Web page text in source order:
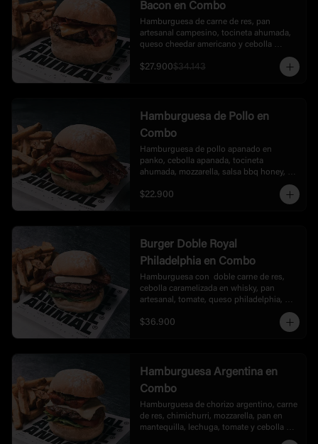
Bacon en Combo
Hamburguesa de carne de res, pan
artesanal campesino, tocineta ahumada,
queso cheedar americano y cebolla
$27.900$34.143
Hamburguesa de Pollo en
Combo
Hamburguesa de pollo apanado en
panko, cebolla apanada, tocineta
ahumada, mozzarella, salsa bbq honey,
lechuga y tomate, acompañada de papas.
$22.900
Burger Doble Royal
Philadelphia en Combo
Hamburguesa con  doble carne de res,
cebolla caramelizada en whisky, pan
artesanal, tomate, queso philadelphia,
papas.
$36.900
Hamburguesa Argentina en
Combo
Hamburguesa de chorizo argentino, carne
de res, chimichurri, mozzarella, pan en
mantequilla, lechuga, tomate y cebolla en